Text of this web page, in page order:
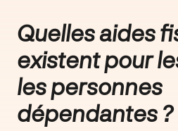
Quelles aides
existent pour
les personnes
dépendantes ?